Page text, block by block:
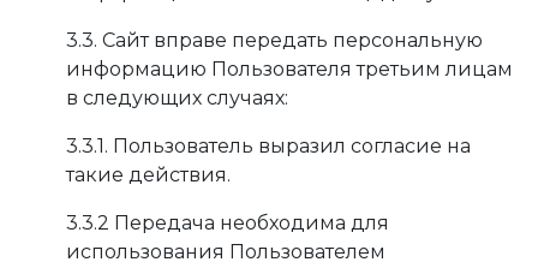
3.3. Сайт вправе передать персональную
информацию Пользователя третьим лицам
в следующих случаях:
3.3.1. Пользователь выразил согласие на
такие действия.
3.3.2 Передача необходима для
использования Пользователем